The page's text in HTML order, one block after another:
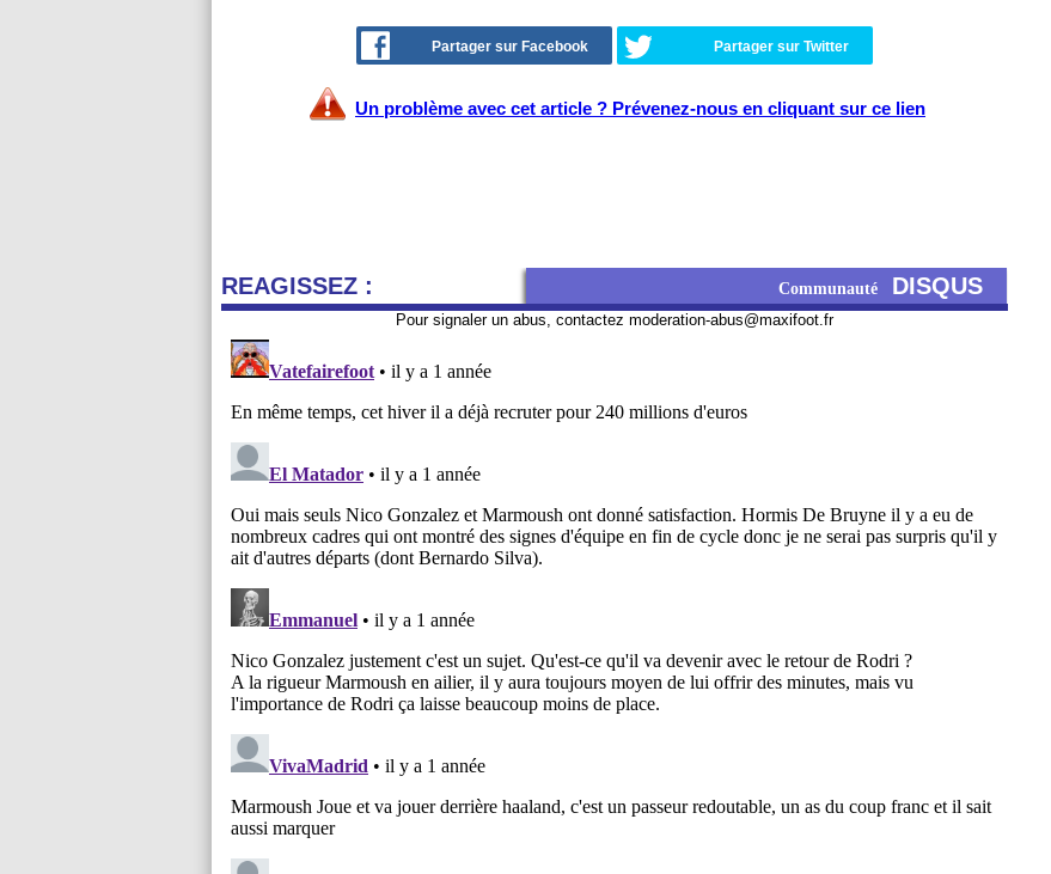
Partager sur Facebook Partager sur Twitter
Un problème avec cet article ? Prévenez-nous en cliquant sur ce lien
REAGISSEZ : Communauté DISQUS
Pour signaler un abus, contactez moderation-abus@maxifoot.fr